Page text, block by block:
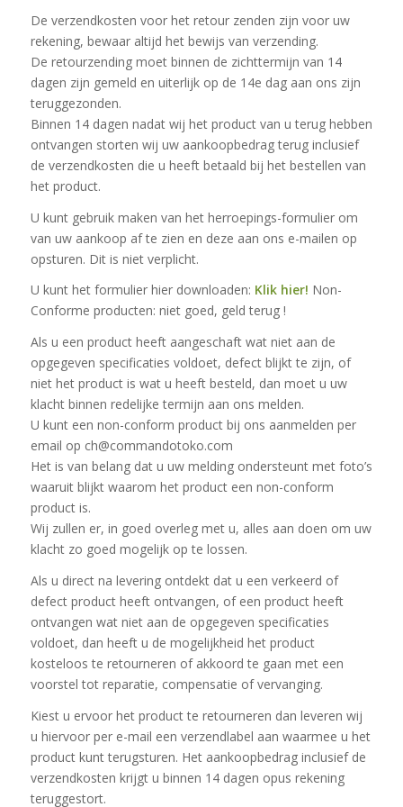
De verzendkosten voor het retour zenden zijn voor uw
rekening, bewaar altijd het bewijs van verzending.
De retourzending moet binnen de zichttermijn van 14
dagen zijn gemeld en uiterlijk op de 14e dag aan ons zijn
teruggezonden.
Binnen 14 dagen nadat wij het product van u terug hebben
ontvangen storten wij uw aankoopbedrag terug inclusief
de verzendkosten die u heeft betaald bij het bestellen van
het product.
U kunt gebruik maken van het herroepings-formulier om
van uw aankoop af te zien en deze aan ons e-mailen op
opsturen. Dit is niet verplicht.
U kunt het formulier hier downloaden: Klik hier! Non-
Conforme producten: niet goed, geld terug !
Als u een product heeft aangeschaft wat niet aan de
opgegeven specificaties voldoet, defect blijkt te zijn, of
niet het product is wat u heeft besteld, dan moet u uw
klacht binnen redelijke termijn aan ons melden.
U kunt een non-conform product bij ons aanmelden per
email op ch@commandotoko.com
Het is van belang dat u uw melding ondersteunt met foto’s
waaruit blijkt waarom het product een non-conform
product is.
Wij zullen er, in goed overleg met u, alles aan doen om uw
klacht zo goed mogelijk op te lossen.
Als u direct na levering ontdekt dat u een verkeerd of
defect product heeft ontvangen, of een product heeft
ontvangen wat niet aan de opgegeven specificaties
voldoet, dan heeft u de mogelijkheid het product
kosteloos te retourneren of akkoord te gaan met een
voorstel tot reparatie, compensatie of vervanging.
Kiest u ervoor het product te retourneren dan leveren wij
u hiervoor per e-mail een verzendlabel aan waarmee u het
product kunt terugsturen. Het aankoopbedrag inclusief de
verzendkosten krijgt u binnen 14 dagen opus rekening
teruggestort.